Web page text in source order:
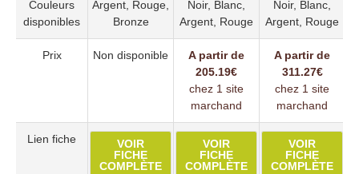
Couleurs
disponibles
Argent, Rouge,
Bronze
Noir, Blanc,
Argent, Rouge
Noir, Blanc,
Argent, Rouge
Prix Non disponible
A partir de
205.19€
chez 1 site
marchand
A partir de
311.27€
chez 1 site
marchand
Lien fiche
VOIR
FICHE
COMPLÈTE
VOIR
FICHE
COMPLÈTE
VOIR
FICHE
COMPLÈTE